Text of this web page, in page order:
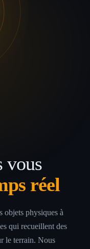
vous
réel
objets physiques à
qui recueillent des
le terrain. Nous